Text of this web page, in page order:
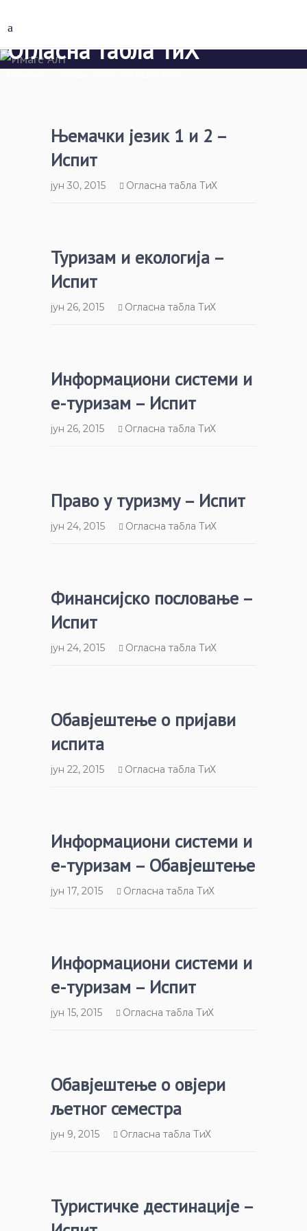
Огласна табла ТиХ
Њемачки језик 1 и 2 –
Испит
јун 30, 2015 Огласна табла ТиХ
Туризам и екологија –
Испит
јун 26, 2015 Огласна табла ТиХ
Информациони системи и
е-туризам – Испит
јун 26, 2015 Огласна табла ТиХ
Право у туризму – Испит
јун 24, 2015 Огласна табла ТиХ
Финансијско пословање –
Испит
јун 24, 2015 Огласна табла ТиХ
Обавјештење о пријави
испита
јун 22, 2015 Огласна табла ТиХ
Информациони системи и
е-туризам – Обавјештење
јун 17, 2015 Огласна табла ТиХ
Информациони системи и
е-туризам – Испит
јун 15, 2015 Огласна табла ТиХ
Обавјештење о овјери
љетног семестра
јун 9, 2015 Огласна табла ТиХ
Туристичке дестинације –